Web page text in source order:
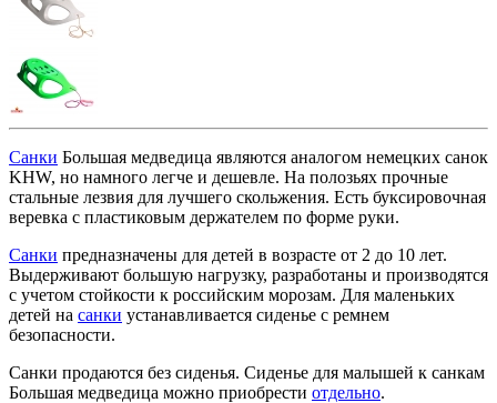
Санки Большая медведица являются аналогом немецких санок
KHW, но намного легче и дешевле. На полозьях прочные
стальные лезвия для лучшего скольжения. Есть буксировочная
веревка с пластиковым держателем по форме руки.
Санки предназначены для детей в возрасте от 2 до 10 лет.
Выдерживают большую нагрузку, разработаны и производятся
с учетом стойкости к российским морозам. Для маленьких
детей на санки устанавливается сиденье с ремнем
безопасности.
Санки продаются без сиденья. Сиденье для малышей к санкам
Большая медведица можно приобрести отдельно.